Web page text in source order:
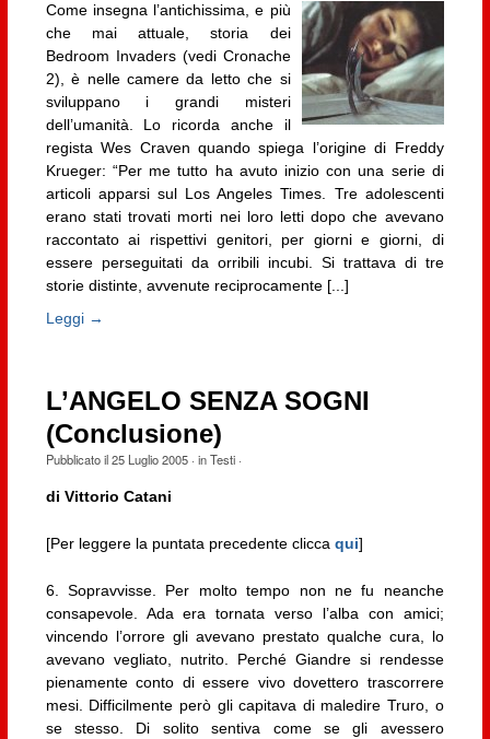
Come insegna l’antichissima, e più
che mai attuale, storia dei
Bedroom Invaders (vedi Cronache
2), è nelle camere da letto che si
sviluppano i grandi misteri
dell’umanità. Lo ricorda anche il
regista Wes Craven quando spiega l’origine di Freddy
Krueger: “Per me tutto ha avuto inizio con una serie di
articoli apparsi sul Los Angeles Times. Tre adolescenti
erano stati trovati morti nei loro letti dopo che avevano
raccontato ai rispettivi genitori, per giorni e giorni, di
essere perseguitati da orribili incubi. Si trattava di tre
storie distinte, avvenute reciprocamente [...]
Leggi →
L’ANGELO SENZA SOGNI
(Conclusione)
Pubblicato il25 Luglio 2005· inTesti·
di Vittorio Catani
[Per leggere la puntata precedente clicca qui]
6. Sopravvisse. Per molto tempo non ne fu neanche
consapevole. Ada era tornata verso l’alba con amici;
vincendo l’orrore gli avevano prestato qualche cura, lo
avevano vegliato, nutrito. Perché Giandre si rendesse
pienamente conto di essere vivo dovettero trascorrere
mesi. Difficilmente però gli capitava di maledire Truro, o
se stesso. Di solito sentiva come se gli avessero